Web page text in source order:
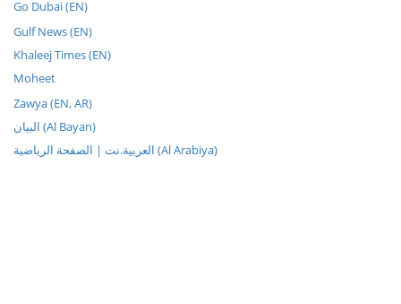
Go Dubai (EN)
Gulf News (EN)
Khaleej Times (EN)
Moheet
Zawya (EN, AR)
البيان (Al Bayan)
العربية.نت | الصفحة الرياضية (Al Arabiya)